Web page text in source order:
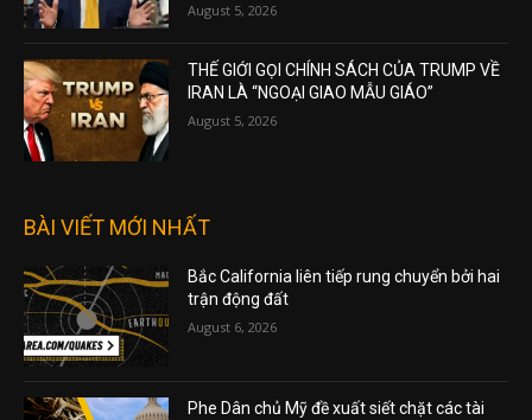
August 5, 2026
THẾ GIỚI GỌI CHÍNH SÁCH CỦA TRUMP VỀ
IRAN LÀ “NGOẠI GIAO MẪU GIÁO”
August 5, 2026
BÀI VIẾT MỚI NHẤT
Bắc California liên tiếp rung chuyển bởi hai
trận động đất
August 6, 2026
Phe Dân chủ Mỹ đề xuất siết chặt các tài